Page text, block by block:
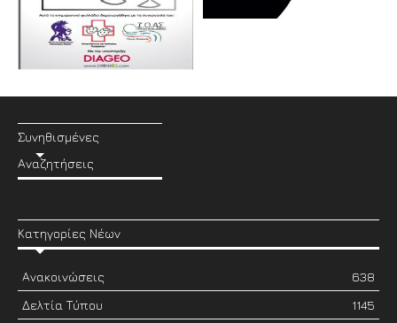
Συνηθισμένες
Αναζητήσεις
Κατηγορίες Νέων
Ανακοινώσεις
638
Δελτία Τύπου
1145